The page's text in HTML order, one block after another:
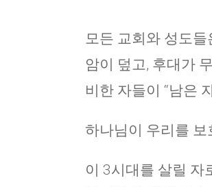
모든 교회와 성도
암이 덮고, 후대가
비한 자들이 “남은
하나님이 우리를 보
이 3시대를 살릴 자